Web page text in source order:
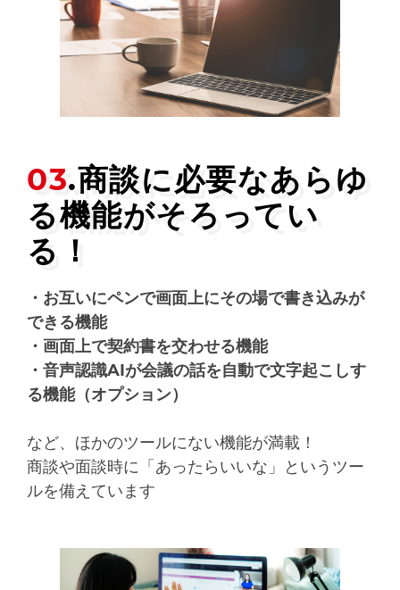
03.商談に必要なあらゆ
る機能がそろってい
る！
・お互いにペンで画面上にその場で書き込みが
できる機能
・画面上で契約書を交わせる機能
・音声認識AIが会議の話を自動で文字起こしす
る機能（オプション）
など、ほかのツールにない機能が満載！
商談や面談時に「あったらいいな」というツー
ルを備えています